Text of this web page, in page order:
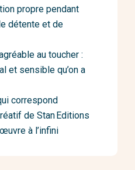
propre pendant
détente et de
au toucher :
et sensible qu’on a
correspond
de Stan Editions
à l’infini